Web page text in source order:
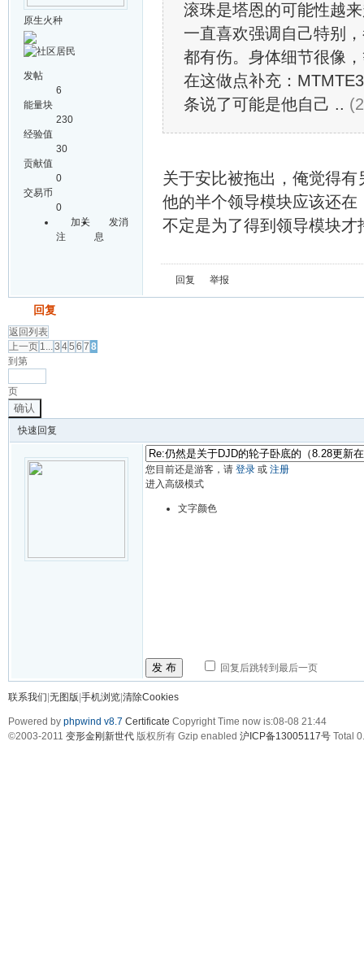
原生火种
发帖
6
能量块
230
经验值
30
贡献值
0
交易币
0
加关
注
发消
息
滚珠是塔恩的可能性越
一直喜欢强调自己特别
都有伤。身体细节很像
在这做点补充：
条说了可能是他自己 ..
关于安比被拖出，俺觉得
他的半个领导模块应该还
不定是为了得到领导模块
回复 举报
回复
返回列表
上一页 1...3 45 6 7 8
到第
页
确认
快速回复
您目前还是游客，请 登录 或 注册
进入高级模式
文字颜色
发 布 回复后跳转到最后一页
联系我们 无图版 手机浏览 清除Cookies
Powered by phpwind v8.7 Certificate Copyright Time now is:08-08 21:44
©2003-2011 变形金刚新世代 版权所有 Gzip enabled 沪ICP备13005117号 Total